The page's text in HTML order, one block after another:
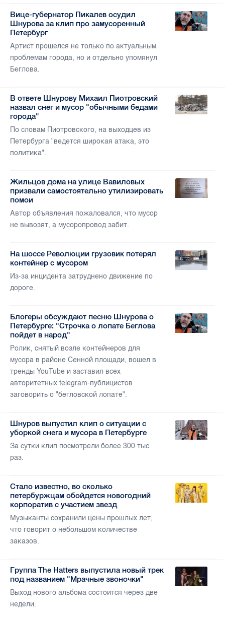
Вице-губернатор Пикалев осудил
Шнурова за клип про замусоренный
Петербург
Артист прошелся не только по актуальным
проблемам города, но и отдельно упомянул
Беглова.
В ответе Шнурову Михаил Пиотровский
назвал снег и мусор "обычными бедами
города"
По словам Пиотровского, на выходцев из
Петербурга "ведется широкая атака, это
политика".
Жильцов дома на улице Вавиловых
призвали самостоятельно утилизировать
помои
Автор объявления пожаловался, что мусор
не вывозят, а мусоропровод забит.
На шоссе Революции грузовик потерял
контейнер с мусором
Из-за инцидента затруднено движение по
дороге.
Блогеры обсуждают песню Шнурова о
Петербурге: "Строчка о лопате Беглова
пойдет в народ"
Ролик, снятый возле контейнеров для
мусора в районе Сенной площади, вошел в
тренды YouTube и заставил всех
авторитетных telegram-публицистов
заговорить о "бегловской лопате".
Шнуров выпустил клип о ситуации с
уборкой снега и мусора в Петербурге
За сутки клип посмотрели более 300 тыс.
раз.
Стало известно, во сколько
петербуржцам обойдется новогодний
корпоратив с участием звезд
Музыканты сохранили цены прошлых лет,
что говорит о небольшом количестве
заказов.
Группа The Hatters выпустила новый трек
под названием "Мрачные звоночки"
Выход нового альбома состоится через две
недели.